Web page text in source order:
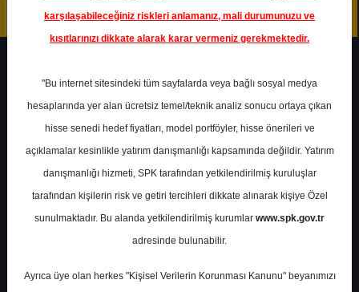
THYAO- TÜRK HAVA YOLLARI
A.O.
Hedef Fiyat 439.00 ₺
Getiri
%0.00
0 0
karşılaşabileceğiniz riskleri anlamanız, mali durumunuzu ve
kısıtlarınızı dikkate alarak karar vermeniz gerekmektedir.
"Bu internet sitesindeki tüm sayfalarda veya bağlı sosyal medya
hesaplarında yer alan ücretsiz temel/teknik analiz sonucu ortaya çıkan
hisse senedi hedef fiyatları, model portföyler, hisse önerileri ve
açıklamalar kesinlikle yatırım danışmanlığı kapsamında değildir. Yatırım
danışmanlığı hizmeti, SPK tarafından yetkilendirilmiş kuruluşlar
tarafından kişilerin risk ve getiri tercihleri dikkate alınarak kişiye Özel
sunulmaktadır. Bu alanda yetkilendirilmiş kurumlar www.spk.gov.tr
adresinde bulunabilir.
Ayrıca üye olan herkes "Kişisel Verilerin Korunması Kanunu" beyanımızı